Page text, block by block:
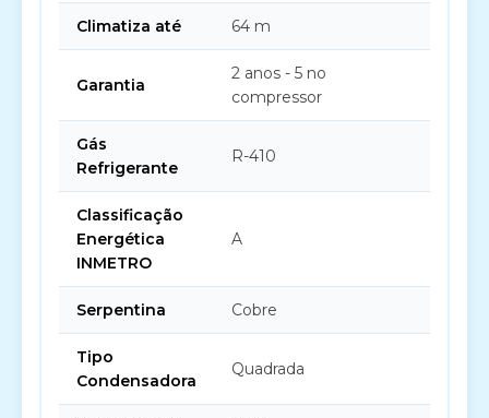
Climatiza até 64 m
Garantia
2 anos - 5 no
compressor
Gás
Refrigerante
R-410
Classificação
Energética
INMETRO
A
Serpentina Cobre
Tipo
Condensadora
Quadrada